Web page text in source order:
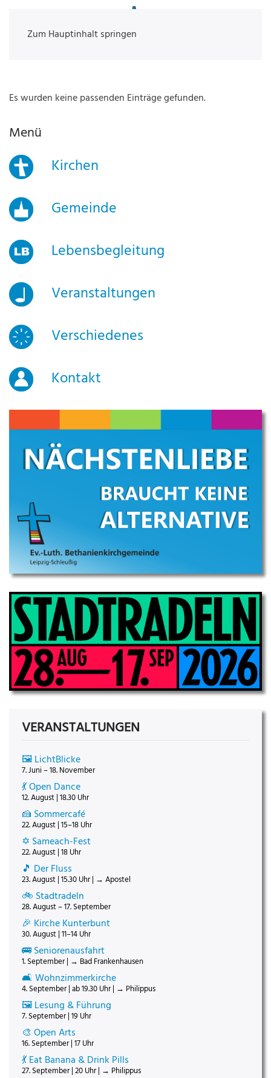
Zum Hauptinhalt springen
Es wurden keine passenden Einträge gefunden.
Menü
Kirchen
Gemeinde
Lebensbegleitung
Veranstaltungen
Verschiedenes
Kontakt
VERANSTALTUNGEN
🖼️ LichtBlicke
7. Juni – 18. November
💃 Open Dance
12. August | 18.30 Uhr
🍰 Sommercafé
22. August | 15–18 Uhr
✡️ Sameach-Fest
22. August | 18 Uhr
🎵 Der Fluss
23. August | 15.30 Uhr | → Apostel
🚲 Stadtradeln
28. August – 17. September
🎉 Kirche Kunterbunt
30. August | 11–14 Uhr
🚌 Seniorenausfahrt
1. September | → Bad Frankenhausen
🛋️ Wohnzimmerkirche
4. September | ab 19.30 Uhr | → Philippus
🖼️ Lesung & Führung
7. September | 19 Uhr
🎨 Open Arts
16. September | 17 Uhr
💃 Eat Banana & Drink Pills
27. September | 20 Uhr | → Philippus